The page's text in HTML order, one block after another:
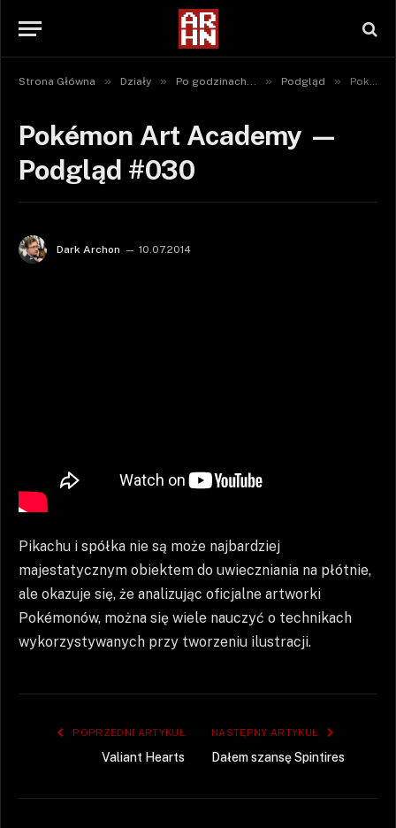
Strona Główna » Działy » Po godzinach... » Podgląd » Pokémon Art Academy — Podgląd #030
Pokémon Art Academy —
Podgląd #030
Dark Archon 10.07.2014
Pikachu i spółka nie są może najbardziej
majestatycznym obiektem do uwieczniania na płótnie,
ale okazuje się, że analizując oficjalne artworki
Pokémonów, można się wiele nauczyć o technikach
wykorzystywanych przy tworzeniu ilustracji.
POPRZEDNI ARTYKUŁ
Valiant Hearts
NASTĘPNY ARTYKUŁ
Dałem szansę Spintires